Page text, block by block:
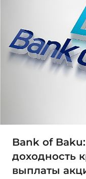
Bank of
доходность
выплаты